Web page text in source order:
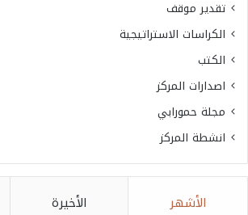
تقدير موقف
الكراسات الاستراتيجية
الكتب
اصدارات المركز
مجلة حمورابي
انشطة المركز
الأشهر الأخيرة